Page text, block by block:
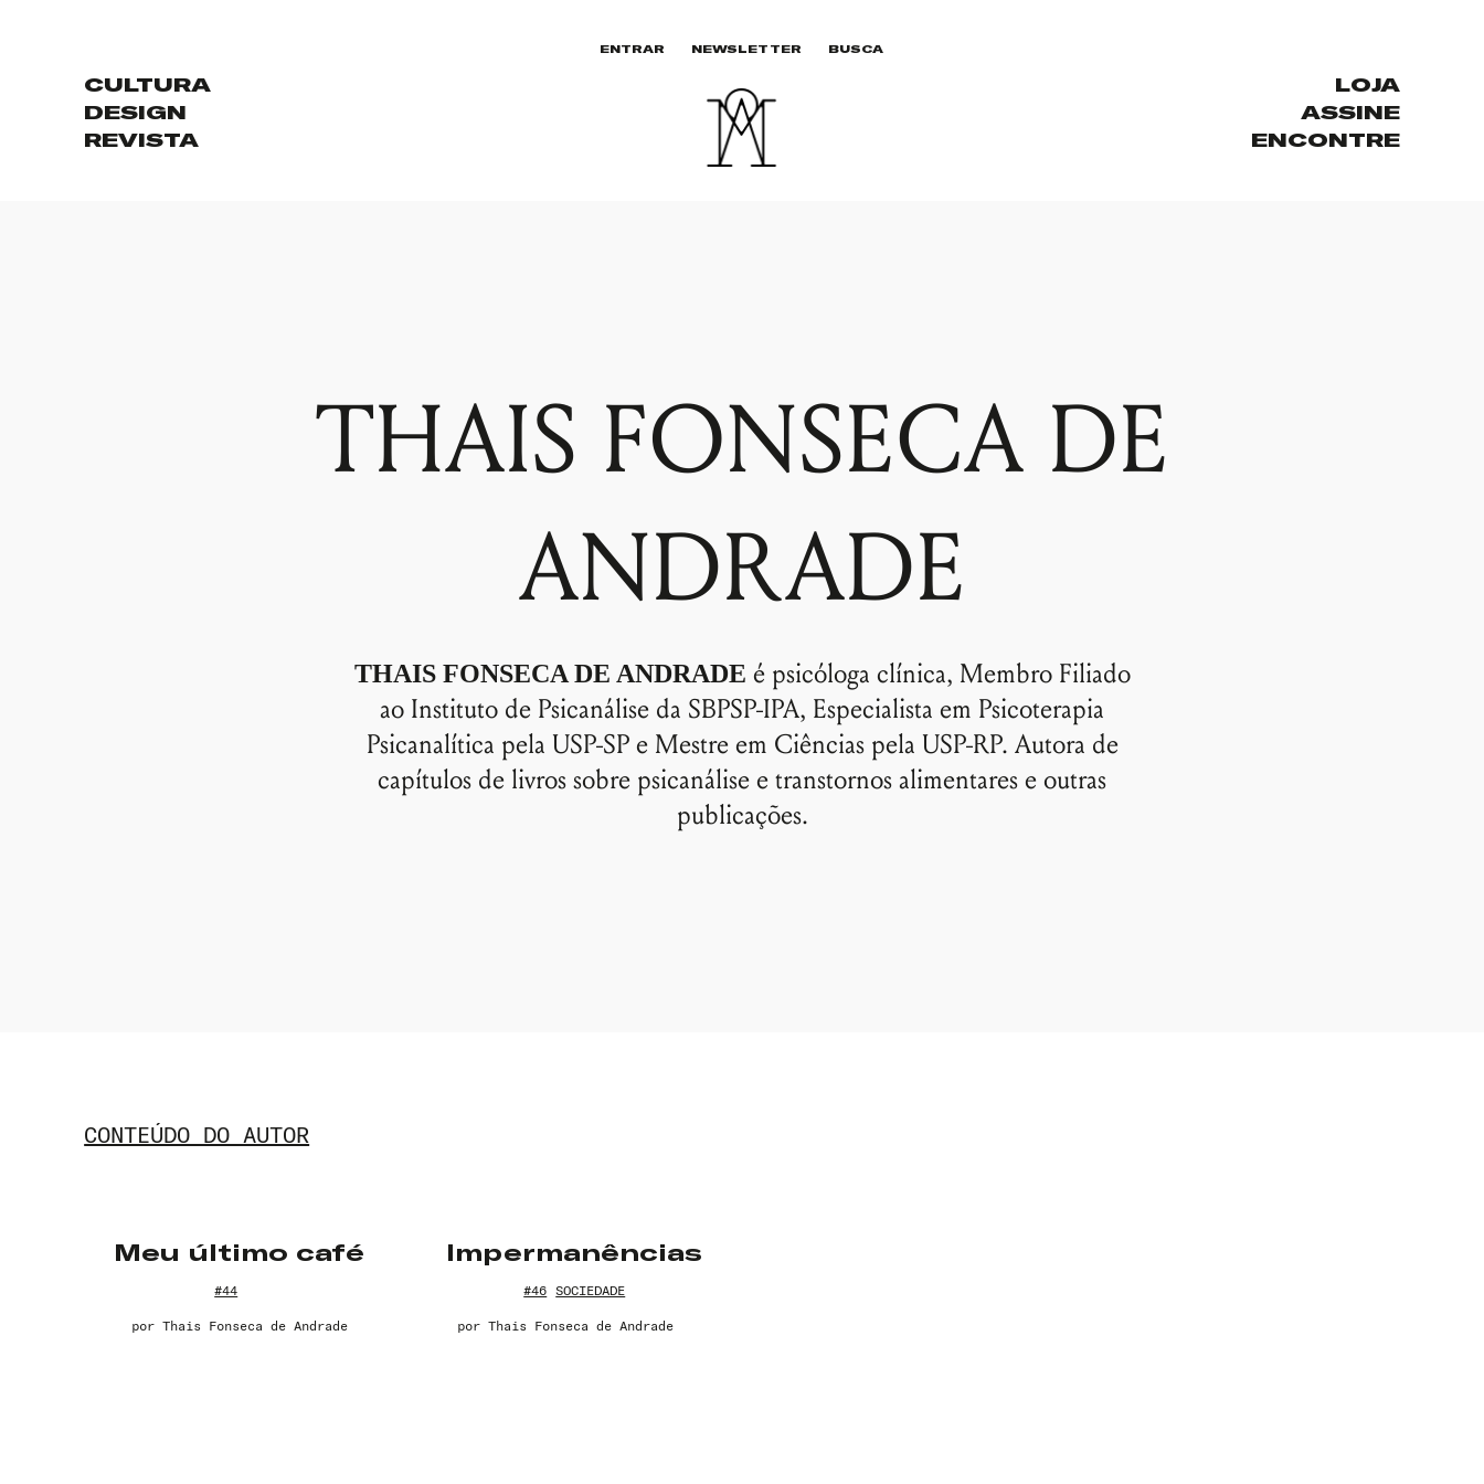
CULTURA
DESIGN
REVISTA
ENTRAR NEWSLETTER BUSCA
LOJA
ASSINE
ENCONTRE
THAIS FONSECA DE
ANDRADE
THAIS FONSECA DE ANDRADE é psicóloga clínica, Membro Filiado
ao Instituto de Psicanálise da SBPSP-IPA, Especialista em Psicoterapia
Psicanalítica pela USP-SP e Mestre em Ciências pela USP-RP. Autora de
capítulos de livros sobre psicanálise e transtornos alimentares e outras
publicações.
CONTEÚDO DO AUTOR
Meu último café
#44
por Thais Fonseca de Andrade
Impermanências
#46 SOCIEDADE
por Thais Fonseca de Andrade
Nome de usuário ou endereço de e-